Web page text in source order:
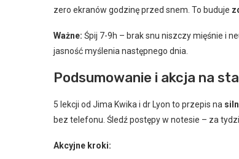
zero ekranów godzinę przed snem. To buduje
Ważne: Śpij 7-9h – brak snu niszczy mięśnie i
jasność myślenia następnego dnia.
Podsumowanie i akcja na
5 lekcji od Jima Kwika i dr Lyon to przepis na
bez telefonu. Śledź postępy w notesie – za
Akcyjne kroki: